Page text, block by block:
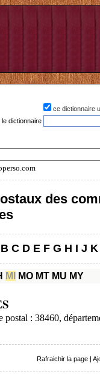
ce dictionnaire
dictionnaire
des
B C D E F G H I J K
MI MO MT MU MY
postal : 38460,
Rafraichir la page